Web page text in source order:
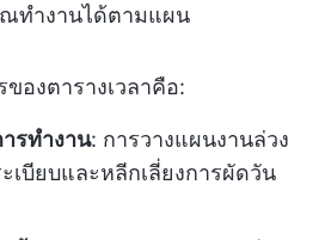
ทำงานได้ตามแผน
องตารางเวลาคือ:
รทำงาน: การวางแผนงานล่วง
บียบและหลีกเลี่ยงการผัดวัน